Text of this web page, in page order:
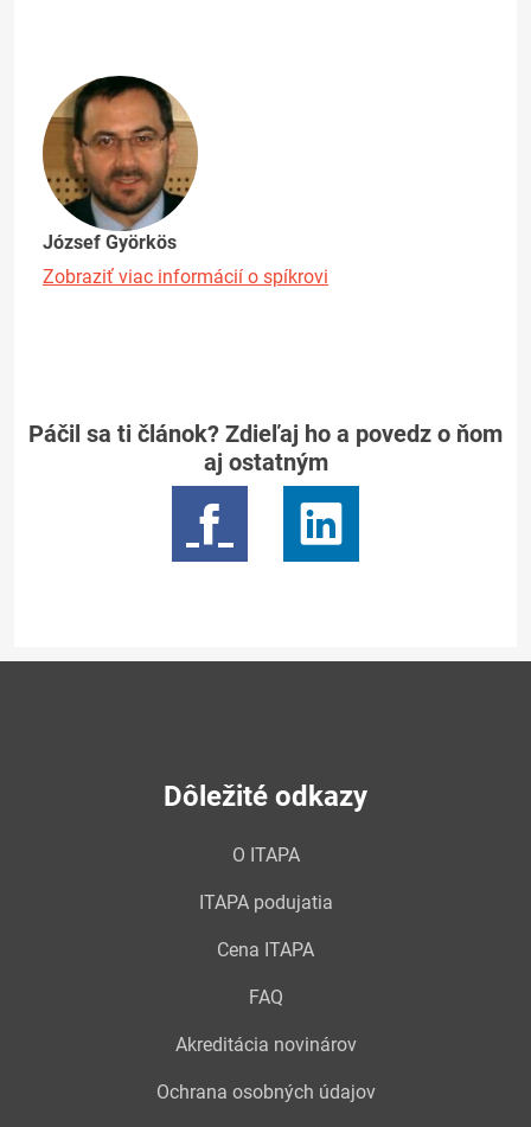
József Györkös
Zobraziť viac informácií o spíkrovi
Páčil sa ti článok? Zdieľaj ho a povedz o ňom
aj ostatným
Dôležité odkazy
O ITAPA
ITAPA podujatia
Cena ITAPA
FAQ
Akreditácia novinárov
Ochrana osobných údajov